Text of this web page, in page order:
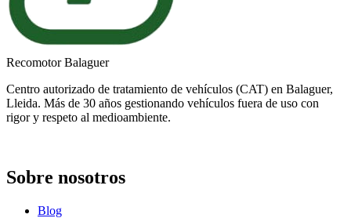
Recomotor Balaguer
Centro autorizado de tratamiento de vehículos (CAT) en Balaguer,
Lleida. Más de 30 años gestionando vehículos fuera de uso con
rigor y respeto al medioambiente.
Sobre nosotros
Blog